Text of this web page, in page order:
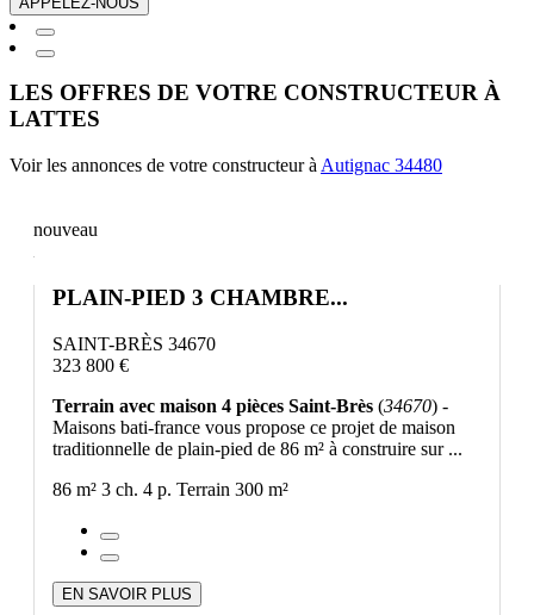
LES OFFRES DE VOTRE CONSTRUCTEUR À
LATTES
Voir les annonces de votre constructeur à Autignac 34480
nouveau
PLAIN-PIED 3 CHAMBRE...
SAINT-BRÈS 34670
323 800 €
Terrain avec maison 4 pièces Saint-Brès (34670) -
Maisons bati-france vous propose ce projet de maison
traditionnelle de plain-pied de 86 m² à construire sur ...
86 m² 3 ch. 4 p. Terrain 300 m²
EN SAVOIR PLUS